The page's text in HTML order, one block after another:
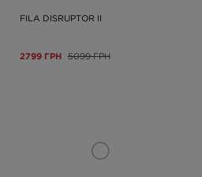
FILA DISRUPTOR II
2799 ГРН 5099 ГРН